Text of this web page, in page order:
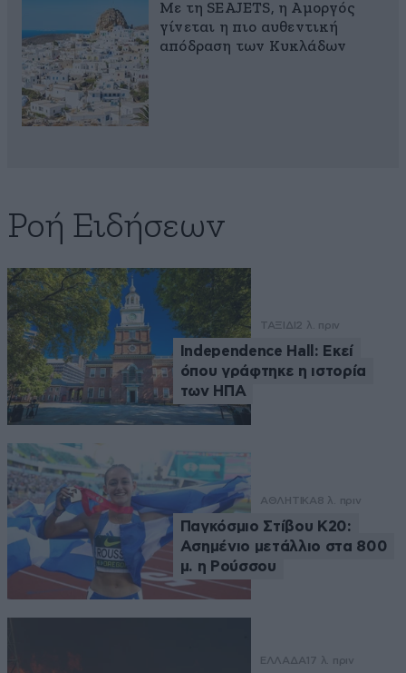
Με τη SEAJETS, η Αμοργός
γίνεται η πιο αυθεντική
απόδραση των Κυκλάδων
Ροή Ειδήσεων
ΤΑΞΙΔΙ2 λ. πριν
Independence Hall: Εκεί
όπου γράφτηκε η ιστορία
των ΗΠΑ
ΑΘΛΗΤΙΚΑ8 λ. πριν
Παγκόσμιο Στίβου Κ20:
Ασημένιο μετάλλιο στα 800
μ. η Ρούσσου
ΕΛΛΑΔΑ 17 λ. πριν